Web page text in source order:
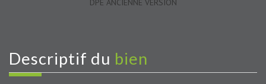
DPE ANCIENNE VERSION
descriptif du bien